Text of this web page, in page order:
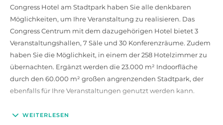
Congress Hotel am Stadtpark haben Sie alle denkbaren
Möglichkeiten, um Ihre Veranstaltung zu realisieren. Das
Congress Centrum mit dem dazugehörigen Hotel bietet 3
Veranstaltungshallen, 7 Säle und 30 Konferenzräume. Zudem
haben Sie die Möglichkeit, in einem der 258 Hotelzimmer zu
übernachten. Ergänzt werden die 23.000 m² Indoorfläche
durch den 60.000 m² großen angrenzenden Stadtpark, der
ebenfalls für Ihre Veranstaltungen genutzt werden kann.
Neben diesem einmaligen Raumangebot werden Ihnen
WEITERLESEN